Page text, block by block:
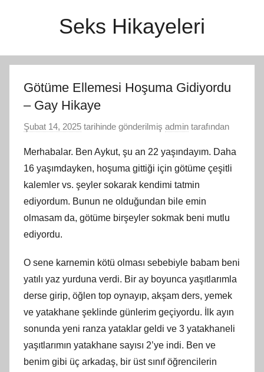
Seks Hikayeleri
Götüme Ellemesi Hoşuma Gidiyordu
– Gay Hikaye
Şubat 14, 2025 tarihinde gönderilmiş admin tarafından
Merhabalar. Ben Aykut, şu an 22 yaşındayım. Daha
16 yaşımdayken, hoşuma gittiği için götüme çeşitli
kalemler vs. şeyler sokarak kendimi tatmin
ediyordum. Bunun ne olduğundan bile emin
olmasam da, götüme birşeyler sokmak beni mutlu
ediyordu.
O sene karnemin kötü olması sebebiyle babam beni
yatılı yaz yurduna verdi. Bir ay boyunca yaşıtlarımla
derse girip, öğlen top oynayıp, akşam ders, yemek
ve yatakhane şeklinde günlerim geçiyordu. İlk ayın
sonunda yeni ranza yataklar geldi ve 3 yatakhaneli
yaşıtlarımın yatakhane sayısı 2’ye indi. Ben ve
benim gibi üç arkadaş, bir üst sınıf öğrencilerin